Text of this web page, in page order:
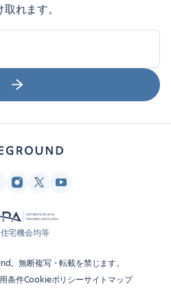
れます。
住宅機会均等
無断複写・転載を禁じます。
条件Cookieポリシーサイトマップ